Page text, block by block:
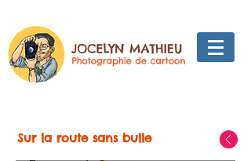
Sur la route sans bulle